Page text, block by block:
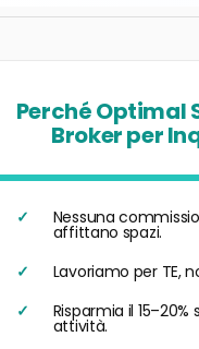
Perché Optimal
Broker per
Nessuna
affittano spazi.
Lavoriamo per TE,
Risparmia il
attività.